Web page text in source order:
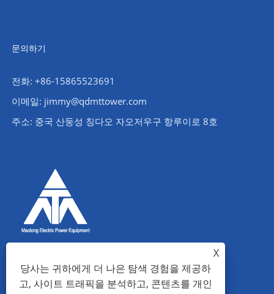
문의하기
전화: +86-15865523691
이메일: jimmy@qdmttower.com
주소: 중국 산둥성 칭다오 자오저우구 항루이로 8호
X
당사는 귀하에게 더 나은 탐색 경험을 제공하
고, 사이트 트래픽을 분석하고, 콘텐츠를 개인